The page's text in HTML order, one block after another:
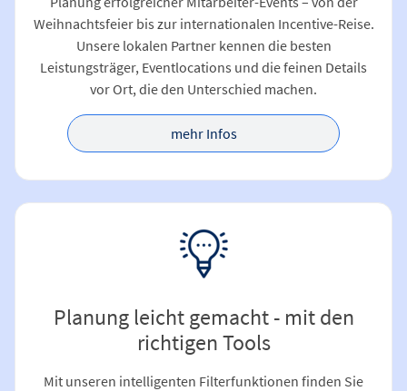
Weihnachtsfeier bis zur internationalen Incentive-Reise.
Unsere lokalen Partner kennen die besten
Leistungsträger, Eventlocations und die feinen Details
vor Ort, die den Unterschied machen.
mehr Infos
Planung leicht gemacht - mit den
richtigen Tools
Mit unseren intelligenten Filterfunktionen finden Sie